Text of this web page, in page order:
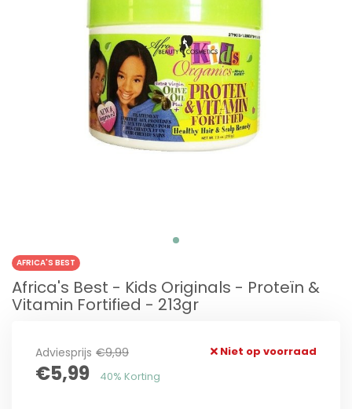
AFRICA'S BEST
Africa's Best - Kids Originals - Proteïn &
Vitamin Fortified - 213gr
Adviesprijs €9,99
€5,99 40% Korting
Niet op voorraad